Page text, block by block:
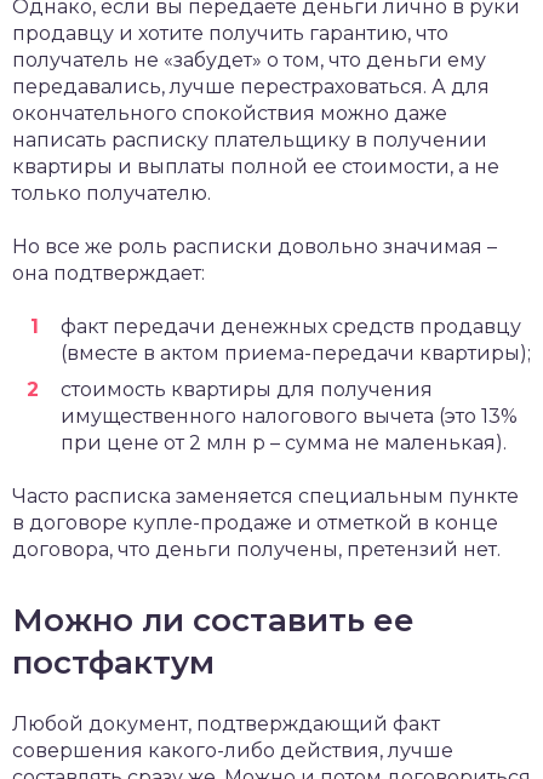
Однако, если вы передаете деньги лично в руки
продавцу и хотите получить гарантию, что
получатель не «забудет» о том, что деньги ему
передавались, лучше перестраховаться. А для
окончательного спокойствия можно даже
написать расписку плательщику в получении
квартиры и выплаты полной ее стоимости, а не
только получателю.
Но все же роль расписки довольно значимая –
она подтверждает:
факт передачи денежных средств продавцу
(вместе в актом приема-передачи квартиры);
стоимость квартиры для получения
имущественного налогового вычета (это 13%
при цене от 2 млн р – сумма не маленькая).
Часто расписка заменяется специальным пункте
в договоре купле-продаже и отметкой в конце
договора, что деньги получены, претензий нет.
Можно ли составить ее
постфактум
Любой документ, подтверждающий факт
совершения какого-либо действия, лучше